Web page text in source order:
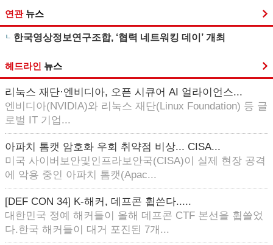
연관 뉴스
한국영상정보연구조합, ‘협력 네트워킹 데이’ 개최
헤드라인 뉴스
리눅스 재단·엔비디아, 오픈 시큐어 AI 얼라이언스...
엔비디아(NVIDIA)와 리눅스 재단(Linux Foundation) 등 글
로벌 IT 기업...
아파치 톰캣 암호화 우회 취약점 비상... CISA...
미국 사이버보안및인프라보안국(CISA)이 실제 현장 공격
에 악용 중인 아파치 톰캣(Apac...
[DEF CON 34] K-해커, 데프콘 휩쓴다.....
대한민국 정예 해커들이 올해 데프콘 CTF 본선을 휩쓸었
다.한국 해커들이 대거 포진된 7개...